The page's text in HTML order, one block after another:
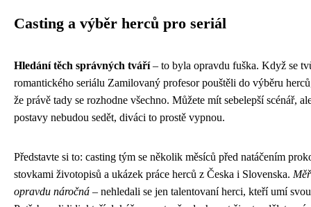
Casting a výběr herců pro seriál
Hledání těch správných tváří– to byla opravdu fuška. Když se
romantického seriálu Zamilovaný profesor pouštěli do výběru
že právě tady se rozhodne všechno. Můžete mít sebelepší scénář,
postavy nebudou sedět, diváci to prostě vypnou.
Představte si to: casting tým se několik měsíců před natáčením
stovkami životopisů a ukázek práce herců z Česka i Slovenska.
opravdu náročná – nehledali se jen talentovaní herci, kteří umí